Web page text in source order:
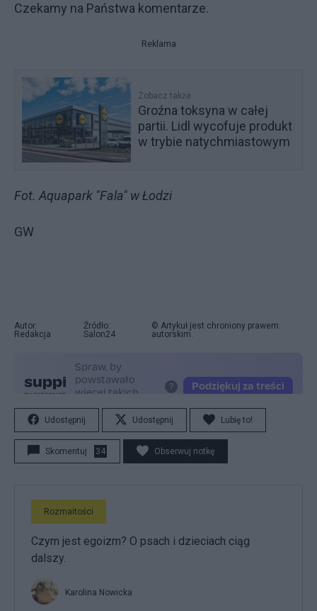
Czekamy na Państwa komentarze.
Reklama
Zobacz także
Groźna toksyna w całej
partii. Lidl wycofuje produkt
w trybie natychmiastowym
Fot. Aquapark "Fala" w Łodzi
GW
Autor:
Redakcja
Źródło:
Salon24
© Artykuł jest chroniony prawem
autorskim.
Udostępnij Udostępnij Lubię to!
Skomentuj 34 Obserwuj notkę
Rozmaitości
Czym jest egoizm? O psach i dzieciach ciąg
dalszy.
Karolina Nowicka